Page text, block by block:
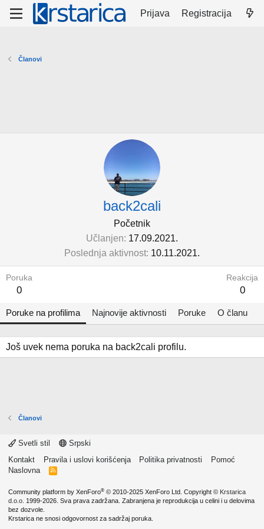
Prijava Registracija
Članovi
back2cali
Početnik
Učlanjen 17.09.2021.
Poslednja aktivnost 10.11.2021.
Poruka
0
Reakcija
0
Poruke na profilima Najnovije aktivnosti Poruke O članu
Još uvek nema poruka na back2cali profilu.
Članovi
Svetli stil
Srpski
Kontakt
Pravila i uslovi korišćenja Politika privatnosti
Pomoć
Naslovna
R
Community platform by XenForo® © 2010-2025 XenForo Ltd. Copyright © Krstarica
d.o.o. 1999-2026. Sva prava zadržana. Zabranjena je reprodukcija u celini i u delovima
bez dozvole.
Krstarica ne snosi odgovornost za sadržaj poruka.